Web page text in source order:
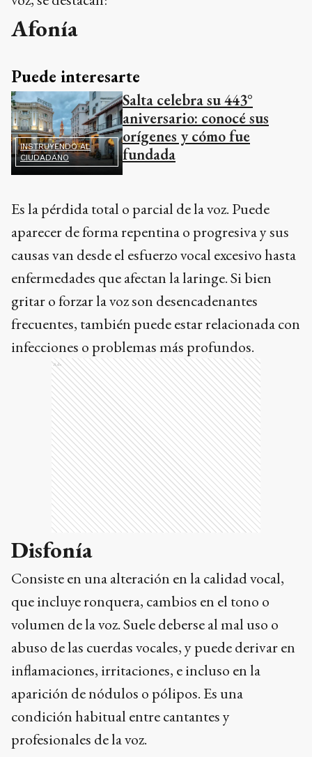
Afonía
Puede interesarte
INSTRUYENDO AL
CIUDADANO
Salta celebra su 443°
aniversario: conocé sus
orígenes y cómo fue
fundada
Es la pérdida total o parcial de la voz. Puede
aparecer de forma repentina o progresiva y sus
causas van desde el esfuerzo vocal excesivo hasta
enfermedades que afectan la laringe. Si bien
gritar o forzar la voz son desencadenantes
frecuentes, también puede estar relacionada con
infecciones o problemas más profundos.
Ads
Disfonía
Consiste en una alteración en la calidad vocal,
que incluye ronquera, cambios en el tono o
volumen de la voz. Suele deberse al mal uso o
abuso de las cuerdas vocales, y puede derivar en
inflamaciones, irritaciones, e incluso en la
aparición de nódulos o pólipos. Es una
condición habitual entre cantantes y
profesionales de la voz.